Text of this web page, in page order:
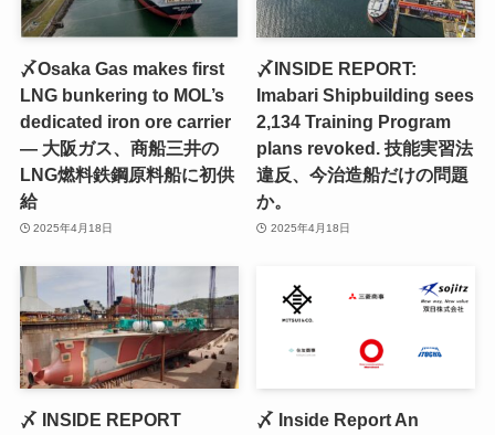
〆Osaka Gas makes first
LNG bunkering to MOL’s
dedicated iron ore carrier
— 大阪ガス、商船三井の
LNG燃料鉄鋼原料船に初供
給
2025年4月18日
〆INSIDE REPORT:
Imabari Shipbuilding sees
2,134 Training Program
plans revoked. 技能実習法
違反、今治造船だけの問題
か。
2025年4月18日
〆 INSIDE REPORT
〆 Inside Report An